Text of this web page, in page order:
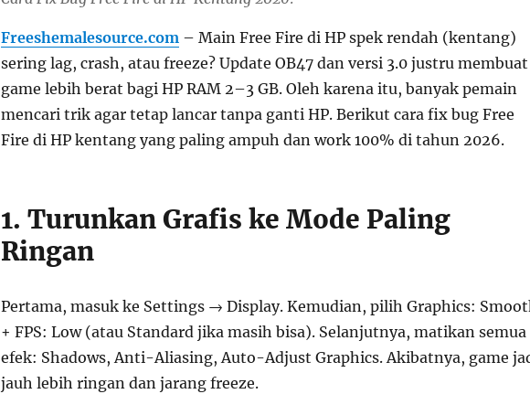
Freeshemalesource.com– Main Free Fire di HP spek rendah (kentang)
sering lag, crash, atau freeze? Update OB47 dan versi 3.0 justru membuat
game lebih berat bagi HP RAM 2–3 GB. Oleh karena itu, banyak pemain
mencari trik agar tetap lancar tanpa ganti HP. Berikut cara fix bug Free
Fire di HP kentang yang paling ampuh dan work 100% di tahun 2026.
1. Turunkan Grafis ke Mode Paling
Ringan
Pertama, masuk ke Settings → Display. Kemudian, pilih Graphics:
+ FPS: Low (atau Standard jika masih bisa). Selanjutnya, matikan semua
efek: Shadows, Anti-Aliasing, Auto-Adjust Graphics. Akibatnya, game
jauh lebih ringan dan jarang freeze.